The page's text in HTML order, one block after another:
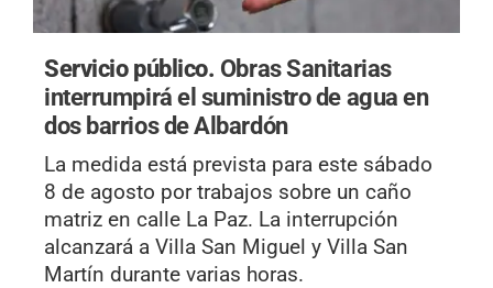
Servicio público. Obras Sanitarias
interrumpirá el suministro de agua en
dos barrios de Albardón
La medida está prevista para este sábado
8 de agosto por trabajos sobre un caño
matriz en calle La Paz. La interrupción
alcanzará a Villa San Miguel y Villa San
Martín durante varias horas.